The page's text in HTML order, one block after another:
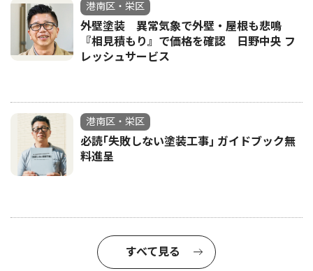
港南区・栄区
外壁塗装 異常気象で外壁・屋根も悲鳴
『相見積もり』で価格を確認 日野中央 フ
レッシュサービス
港南区・栄区
必読｢失敗しない塗装工事｣ ガイドブック無
料進呈
すべて見る